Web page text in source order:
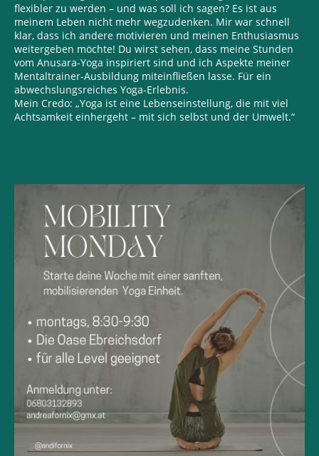
flexibler zu werden – und was soll ich sagen? Es ist aus
meinem Leben nicht mehr wegzudenken. Mir war schnell
klar, dass ich andere motivieren und meinen Enthusiasmus
weitergeben möchte! Du wirst sehen, dass meine Stunden
vom Anusara-Yoga inspiriert sind und ich Aspekte meiner
Mentaltrainer-Ausbildung miteinfließen lasse. Für ein
abwechslungsreiches Yoga-Erlebnis.
Mein Credo: „Yoga ist eine Lebenseinstellung, die mit viel
Achtsamkeit einhergeht – mit sich selbst und der Umwelt.“